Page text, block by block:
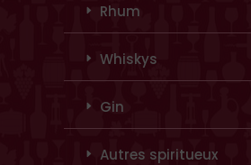
Rhum
Whiskys
Gin
Autres spiritueux